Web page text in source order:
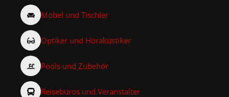
Möbel und Tischler
Optiker und Hörakustiker
Pools und Zubehör
Reisebüros und Veranstalter